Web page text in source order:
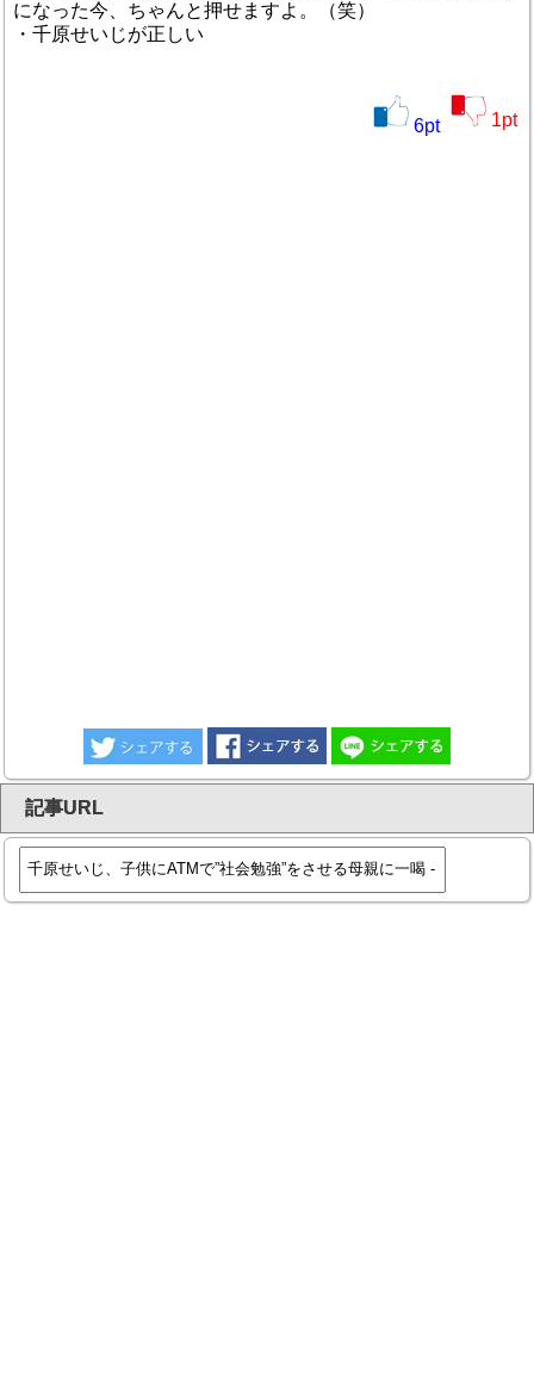
になった今、ちゃんと押せますよ。（笑）
・千原せいじが正しい
6pt 1pt
記事URL